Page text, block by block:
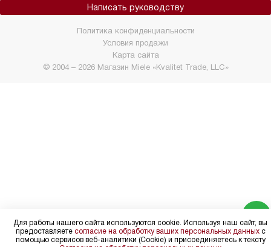
Написать руководству
© 2004 – 2026 Магазин Miele «Kvalitet Trade, LLC»
Политика конфиденциальности
Условия продажи
Карта сайта
Для работы нашего сайта используются cookie. Используя наш сайт, вы
предоставляете согласие на обработку ваших персональных данныхс
помощью сервисов веб-аналитики (Cookie) и присоединяетесь к тексту